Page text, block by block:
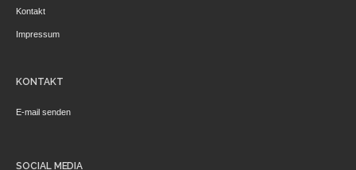
Kontakt
Impressum
KONTAKT
E-mail senden
SOCIAL MEDIA